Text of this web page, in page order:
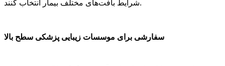
شرایط بافت‌های مختلف بیمار انتخاب کنند.
سفارشی برای موسسات زیبایی پزشکی سطح بالا